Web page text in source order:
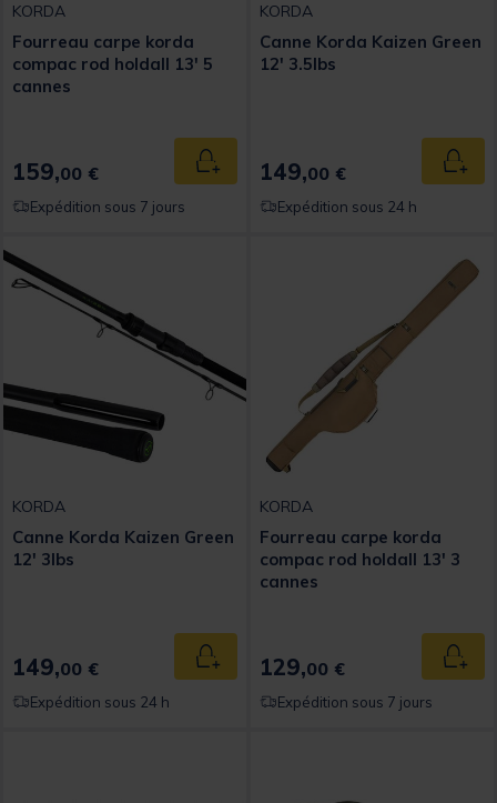
KORDA
Fourreau carpe korda
compac rod holdall 13' 5
cannes
159,00 € Ajouter au panier
Expédition sous 7 jours
KORDA
Canne Korda Kaizen Green
12' 3.5lbs
149,00 €
Expédition sous 24 h
KORDA
Canne Korda Kaizen Green
12' 3lbs
149,00 € Ajouter au panier
Expédition sous 24 h
KORDA
Fourreau carpe korda
compac rod holdall 13' 3
cannes
129,00 €
Expédition sous 7 jours